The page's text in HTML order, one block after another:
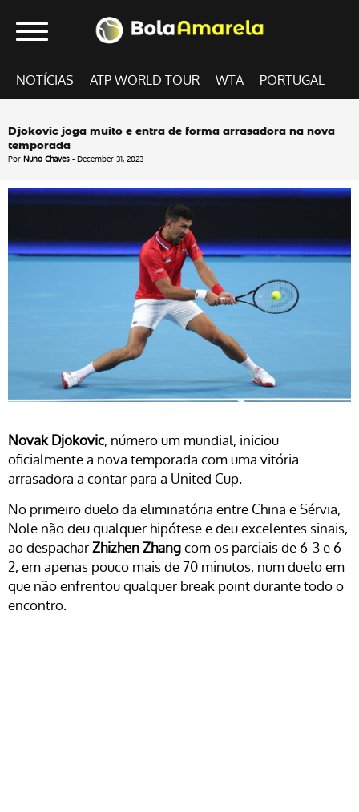
NOTÍCIAS ATP WORLD TOUR WTA PORTUGAL
Djokovic joga muito e entra de forma arrasadora na nova
temporada
Por Nuno Chaves - December 31, 2023
Novak Djokovic, número um mundial, iniciou
oficialmente a nova temporada com uma vitória
arrasadora a contar para a United Cup.
No primeiro duelo da eliminatória entre China e Sérvia,
Nole não deu qualquer hipótese e deu excelentes sinais,
ao despacharZhizhen Zhangcom os parciais de 6-3 e 6-
2, em apenas pouco mais de 70 minutos, num duelo em
que não enfrentou qualquer break point durante todo o
encontro.